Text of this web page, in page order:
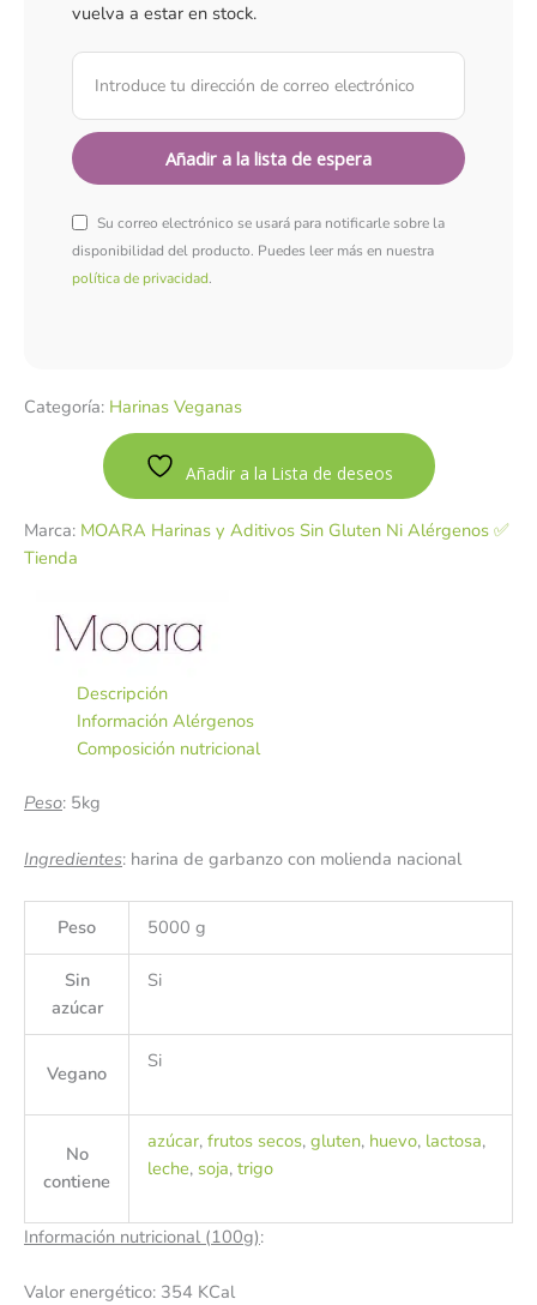
vuelva a estar en stock.
Su correo electrónico se usará para notificarle sobre la
disponibilidad del producto. Puedes leer más en nuestra
política de privacidad.
Categoría: Harinas Veganas
Añadir a la Lista de deseos
Marca: MOARA Harinas y Aditivos Sin Gluten Ni Alérgenos ✅
Tienda
Descripción
Información Alérgenos
Composición nutricional
Peso: 5kg
Ingredientes: harina de garbanzo con molienda nacional
Peso 5000 g
Sin
azúcar
Si
Vegano
Si
No
contiene
azúcar, frutos secos, gluten, huevo, lactosa,
leche, soja, trigo
Información nutricional (100g):
Valor energético: 354 KCal